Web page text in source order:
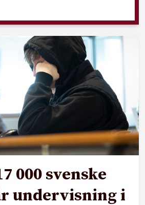
000 svenske
undervisning i